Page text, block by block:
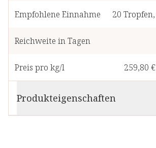
Empfohlene Einnahme 20 Tropfen,
Reichweite in Tagen
Preis pro kg/l 259,80 €
Produkteigenschaften